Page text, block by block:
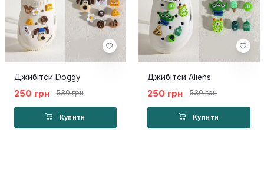
Джибітси Doggy
250 грн 530 грн
Купити
Джибітси Aliens
250 грн 530 грн
Купити